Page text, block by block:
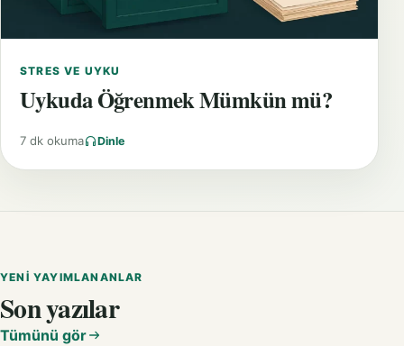
STRES VE UYKU
Uykuda Öğrenmek Mümkün mü?
7 dk okuma Dinle
YENI YAYIMLANANLAR
Son yazılar
Tümünü gör